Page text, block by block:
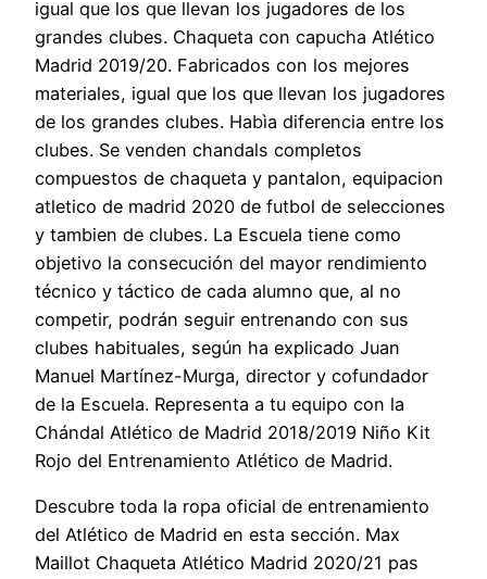
igual que los que llevan los jugadores de los
grandes clubes. Chaqueta con capucha Atlético
Madrid 2019/20. Fabricados con los mejores
materiales, igual que los que llevan los jugadores
de los grandes clubes. Habìa diferencia entre los
clubes. Se venden chandals completos
compuestos de chaqueta y pantalon, equipacion
atletico de madrid 2020 de futbol de selecciones
y tambien de clubes. La Escuela tiene como
objetivo la consecución del mayor rendimiento
técnico y táctico de cada alumno que, al no
competir, podrán seguir entrenando con sus
clubes habituales, según ha explicado Juan
Manuel Martínez-Murga, director y cofundador
de la Escuela. Representa a tu equipo con la
Chándal Atlético de Madrid 2018/2019 Niño Kit
Rojo del Entrenamiento Atlético de Madrid.
Descubre toda la ropa oficial de entrenamiento
del Atlético de Madrid en esta sección. Max
Maillot Chaqueta Atlético Madrid 2020/21 pas